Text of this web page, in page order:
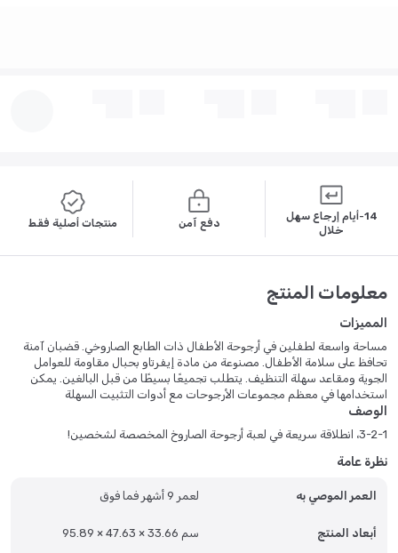
14-أيام إرجاع سهل
خلال
دفع آمن منتجات أصلية فقط
معلومات المنتج
المميزات
مساحة واسعة لطفلين في أرجوحة الأطفال ذات الطابع الصاروخي. قضبان آمنة
تحافظ على سلامة الأطفال. مصنوعة من مادة إيفرتاو بحبال مقاومة للعوامل
الجوية ومقاعد سهلة التنظيف. يتطلب تجميعًا بسيطًا من قبل البالغين. يمكن
استخدامها في معظم مجموعات الأرجوحات مع أدوات التثبيت السهلة
الوصف
3-2-1، انطلاقة سريعة في لعبة أرجوحة الصاروخ المخصصة لشخصين!
نظرة عامة
العمر الموصي به لعمر 9 أشهر فما فوق
أبعاد المنتج 95.89 × 47.63 × 33.66 سم